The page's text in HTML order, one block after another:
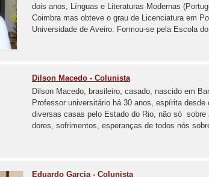
dois anos, Línguas e Literaturas Modernas
Coimbra mas obteve o grau de Licenciatura em
Universidade de Aveiro. Formou-se pela Escola
Dilson Macedo - Colunista
Dilson Macedo, brasileiro, casado, nascido em
Professor universitário há 30 anos, espírita
diversas casas pelo Estado do Rio, não só
dores, sofrimentos, esperanças de todos nós
Eduardo Garcia - Colunista